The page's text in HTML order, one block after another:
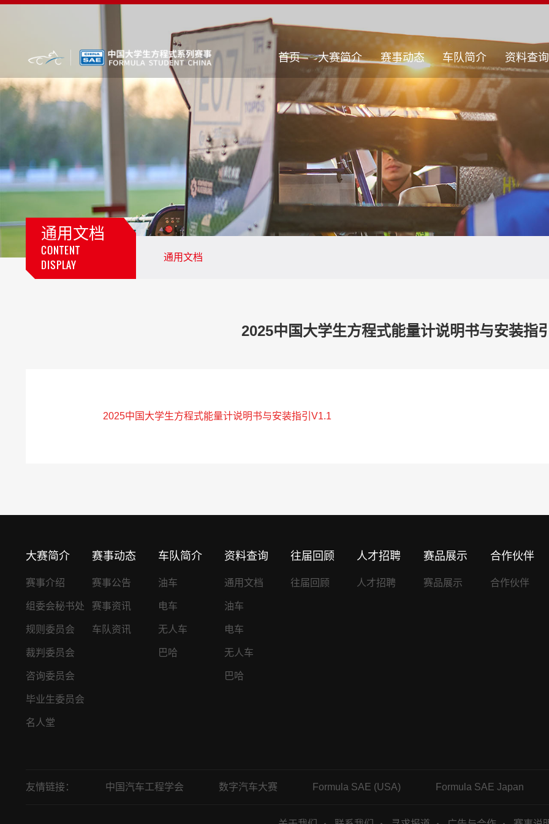
首页 大赛简介 赛事动态 车队简介 资料查询
通用文档
CONTENT
DISPLAY
通用文档
2025中国大学生方程式能量计说明书与安装指
2025中国大学生方程式能量计说明书与安装指引V1.1
大赛简介
赛事介绍
组委会秘书处
规则委员会
裁判委员会
咨询委员会
毕业生委员会
名人堂
赛事动态
赛事公告
赛事资讯
车队资讯
车队简介
油车
电车
无人车
巴哈
资料查询
通用文档
油车
电车
无人车
巴哈
往届回顾
往届回顾
人才招聘
人才招聘
赛品展示
赛品展示
合作伙伴
合作伙伴
友情链接： 中国汽车工程学会 数字汽车大赛 Formula SAE (USA) Formula SAE Japan